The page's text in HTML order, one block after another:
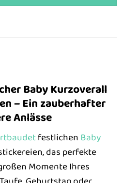
Baby Kurzoverall
– Ein zauberhafter
Anlässe
festlichen Baby
das perfekte
Momente Ihres